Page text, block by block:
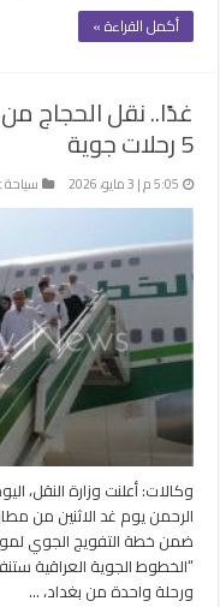
أكمل القراءة »
غدًا.. نقل الحجاج
5 رحلات جوية
5:05 م | 3 مايو، 2026 سياحة
وكالات: أعلنت وزارة النقل،
الرحمن يوم غد الاثنين من
ضمن خطة التفويج الجوي
“الخطوط الجوية العراقية
ورحلة واحدة من بغداد، …